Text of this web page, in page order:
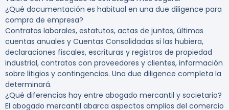
¿Qué documentación es habitual en una due diligence para
compra de empresa?
Contratos laborales, estatutos, actas de juntas, últimas
cuentas anuales y Cuentas Consolidadas si las hubiera,
declaraciones fiscales, escrituras y registros de propiedad
industrial, contratos con proveedores y clientes, información
sobre litigios y contingencias. Una due diligence completa la
determinará.
¿Qué diferencias hay entre abogado mercantil y societario?
El abogado mercantil abarca aspectos amplios del comercio